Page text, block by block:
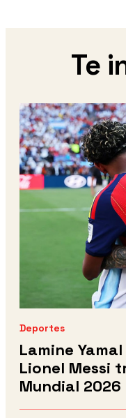
Te
Deportes
Lamine
Lionel Messi
Mundial 2026